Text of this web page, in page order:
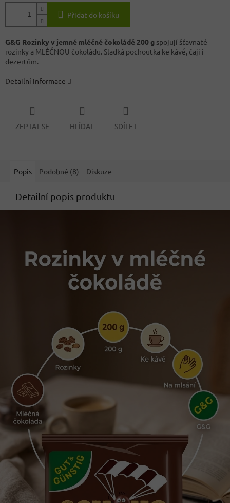
Přidat do košíku
G&G Rozinky v jemné mléčné čokoládě 200 g spojují šťavnaté
rozinky a MLÉČNOU čokoládu. Sladká pochoutka ke kávě, čaji i
dezertům.
Detailní informace
ZEPTAT SE HLÍDAT SDÍLET
Popis Podobné (8) Diskuze
Detailní popis produktu